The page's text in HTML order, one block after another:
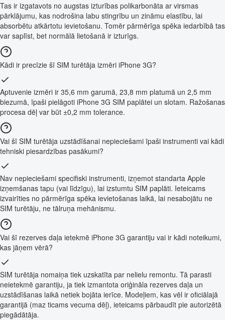
Tas ir izgatavots no augstas izturības polikarbonāta ar virsmas
pārklājumu, kas nodrošina labu stingrību un zināmu elastību, lai
absorbētu atkārtotu ievietošanu. Tomēr pārmērīga spēka iedarbībā tas
var saplīst, bet normālā lietošanā ir izturīgs.
Kādi ir precīzie šī SIM turētāja izmēri iPhone 3G?
Aptuvenie izmēri ir 35,6 mm garumā, 23,8 mm platumā un 2,5 mm
biezumā, īpaši pielāgoti iPhone 3G SIM paplātei un slotam. Ražošanas
procesa dēļ var būt ±0,2 mm tolerance.
Vai šī SIM turētāja uzstādīšanai nepieciešami īpaši instrumenti vai kādi
tehniski piesardzības pasākumi?
Nav nepieciešami specifiski instrumenti, izņemot standarta Apple
izņemšanas tapu (vai līdzīgu), lai izstumtu SIM paplāti. Ieteicams
izvairīties no pārmērīga spēka ievietošanas laikā, lai nesabojātu ne
SIM turētāju, ne tālruņa mehānismu.
Vai šī rezerves daļa ietekmē iPhone 3G garantiju vai ir kādi noteikumi,
kas jāņem vērā?
SIM turētāja nomaiņa tiek uzskatīta par nelielu remontu. Tā parasti
neietekmē garantiju, ja tiek izmantota oriģināla rezerves daļa un
uzstādīšanas laikā netiek bojāta ierīce. Modeļiem, kas vēl ir oficiālajā
garantijā (maz ticams vecuma dēļ), ieteicams pārbaudīt pie autorizētā
piegādātāja.